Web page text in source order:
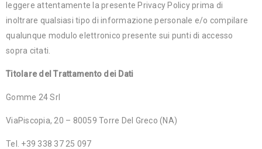
leggere attentamente la presente Privacy Policy prima di
inoltrare qualsiasi tipo di informazione personale e/o compilare
qualunque modulo elettronico presente sui punti di accesso
sopra citati.
Titolare del Trattamento dei Dati
Gomme 24 Srl
ViaPiscopia, 20 – 80059 Torre Del Greco (NA)
Tel. +39 338 37 25 097